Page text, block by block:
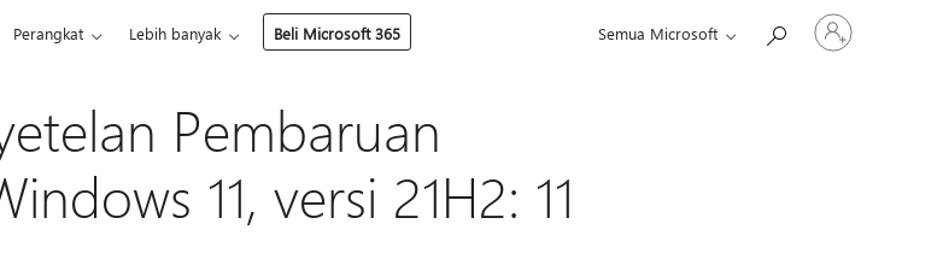
Perangkat Lebih banyak Beli Microsoft 365 Semua Microsoft
Masuk
ke
akun
Pembaruan
11, versi 21H2: 11